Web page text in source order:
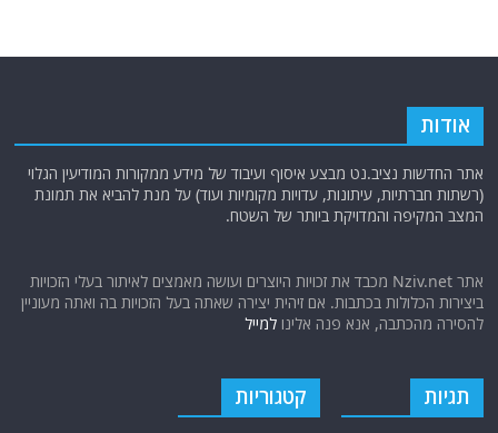
אודות
אתר החדשות נציב.נט מבצע איסוף ועיבוד של מידע ממקורות המודיעין הגלוי
(רשתות חברתיות, עיתונות, עדויות מקומיות ועוד) על מנת להביא את תמונת
המצב המקיפה והמדויקת ביותר של השטח.
אתר Nziv.net מכבד את זכויות היוצרים ועושה מאמצים לאיתור בעלי הזכויות
ביצירות הכלולות בכתבות. אם זיהית יצירה שאתה בעל הזכויות בה ואתה מעוניין
להסירה מהכתבה, אנא פנה אלינולמייל
תגיות קטגוריות